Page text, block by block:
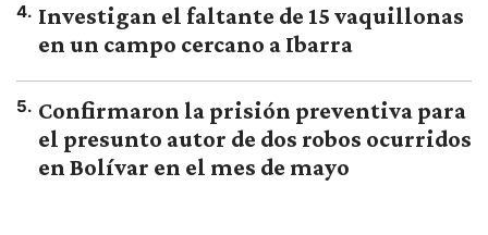
4. Investigan el faltante de 15 vaquillonas
en un campo cercano a Ibarra
5. Confirmaron la prisión preventiva para
el presunto autor de dos robos ocurridos
en Bolívar en el mes de mayo